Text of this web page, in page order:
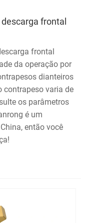
frontal
frontal
da operação por
dianteiros
contrapeso varia de
os parâmetros
é um
então você